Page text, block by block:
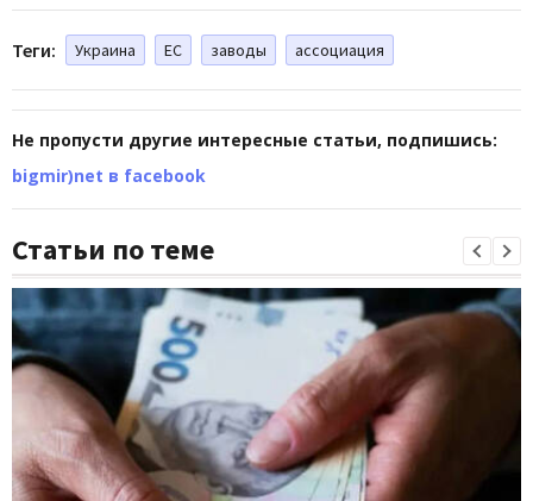
Теги: Украина ЕС заводы ассоциация
Не пропусти другие интересные статьи, подпишись:
bigmir)net в facebook
Статьи по теме